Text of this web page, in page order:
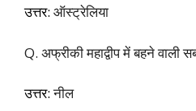
उत्तर: ऑस्ट्रेलिया
Q. अफ्रीकी महाद्वीप में बहने वाली
उत्तर:नील